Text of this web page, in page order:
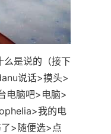
是说的（接下
说话>摸头>
电脑吧>电脑>
我的电
>随便选>点